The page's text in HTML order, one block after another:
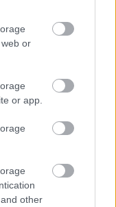
or
or app.
other
Szekszárdon az
ismereteit
Szolnok:
lett a vasút